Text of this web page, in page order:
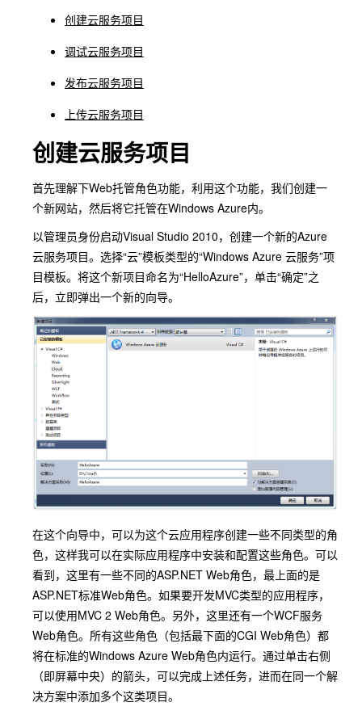
创建云服务项目
调试云服务项目
发布云服务项目
上传云服务项目
创建云服务项目
首先理解下Web托管角色功能，利用这个功能，我们创建一
个新网站，然后将它托管在Windows Azure内。
以管理员身份启动Visual Studio 2010，创建一个新的Azure
云服务项目。选择“云”模板类型的“Windows Azure 云服务”项
目模板。将这个新项目命名为“HelloAzure”，单击“确定”之
后，立即弹出一个新的向导。
在这个向导中，可以为这个云应用程序创建一些不同类型的角
色，这样我可以在实际应用程序中安装和配置这些角色。可以
看到，这里有一些不同的ASP.NET Web角色，最上面的是
ASP.NET标准Web角色。如果要开发MVC类型的应用程序，
可以使用MVC 2 Web角色。另外，这里还有一个WCF服务
Web角色。所有这些角色（包括最下面的CGI Web角色）都
将在标准的Windows Azure Web角色内运行。通过单击右侧
（即屏幕中央）的箭头，可以完成上述任务，进而在同一个解
决方案中添加多个这类项目。